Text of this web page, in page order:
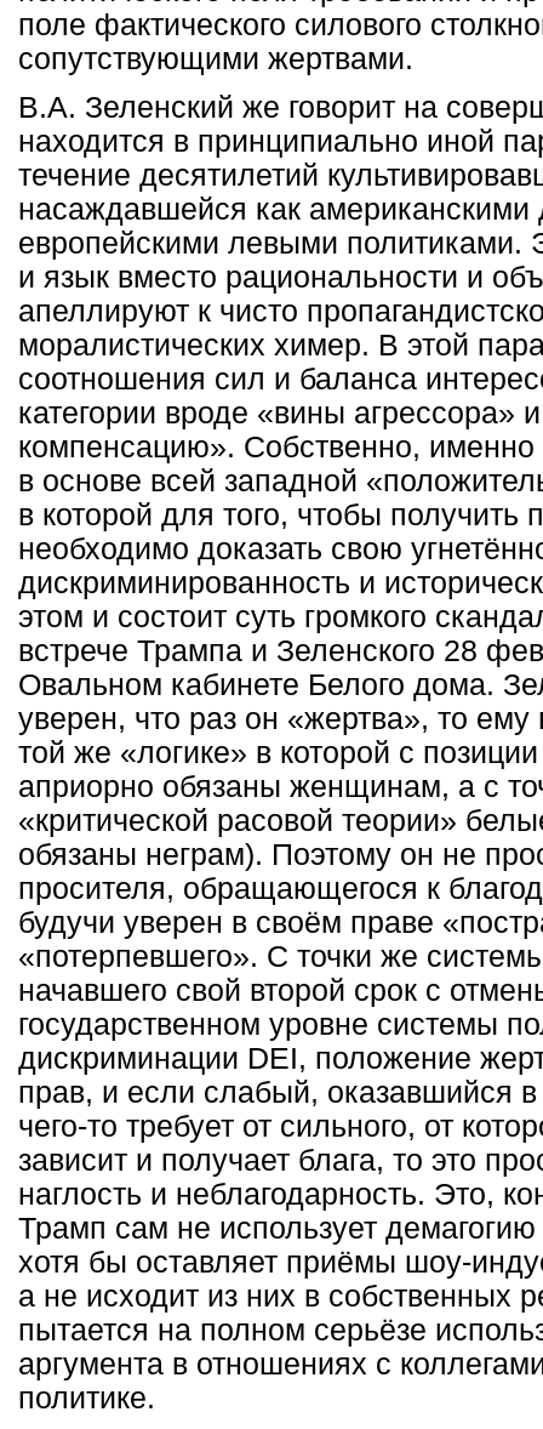
поле фактического силового
сопутствующими жертвами.
В.А. Зеленский же говорит на
находится в принципиально иной
течение десятилетий
насаждавшейся как американскими
европейскими левыми политиками.
и язык вместо рациональности и
апеллируют к чисто
моралистических химер. В этой
соотношения сил и баланса
категории вроде «вины агрессора»
компенсацию». Собственно, именно
в основе всей западной
в которой для того, чтобы получить
необходимо доказать свою
дискриминированность и
этом и состоит суть громкого
встрече Трампа и Зеленского 28
Овальном кабинете Белого дома.
уверен, что раз он «жертва», то
той же «логике» в которой с
априорно обязаны женщинам, а с
«критической расовой теории»
обязаны неграм). Поэтому он не
просителя, обращающегося к
будучи уверен в своём праве
«потерпевшего». С точки же
начавшего свой второй срок с
государственном уровне системы
дискриминации DEI, положение
прав, и если слабый, оказавшийся
чего-то требует от сильного, от
зависит и получает блага, то это
наглость и неблагодарность. Это,
Трамп сам не использует
хотя бы оставляет приёмы шоу-
а не исходит из них в собственных
пытается на полном серьёзе
аргумента в отношениях с
политике.